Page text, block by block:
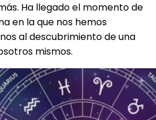
Ha llegado el momento de
en la que nos hemos
al descubrimiento de una
mismos.